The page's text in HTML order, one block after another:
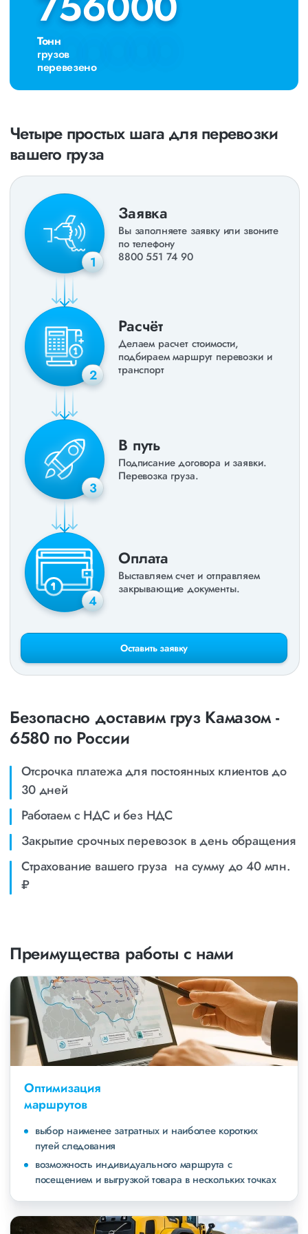
Тонн
грузов
перевезено
Четыре простых шага для перевозки
вашего груза
1
Заявка
Вы заполняете заявку или звоните
по телефону
8800 551 74 90
2
Расчёт
Делаем расчет стоимости,
подбираем маршрут перевозки и
транспорт
3
В путь
Подписание договора и заявки.
Перевозка груза.
4
Оплата
Выставляем счет и отправляем
закрывающие документы.
Оставить заявку
Безопасно доставим груз Камазом -
6580 по России
Отсрочка платежа для постоянных клиентов до
30 дней
Работаем с НДС и без НДС
Закрытие срочных перевозок в день обращения
Страхование вашего груза на сумму до 40 млн.
₽
Преимущества работы с нами
Оптимизация
маршрутов
выбор наименее затратных и наиболее коротких
путей следования
возможность индивидуального маршрута с
посещением и выгрузкой товара в нескольких точках